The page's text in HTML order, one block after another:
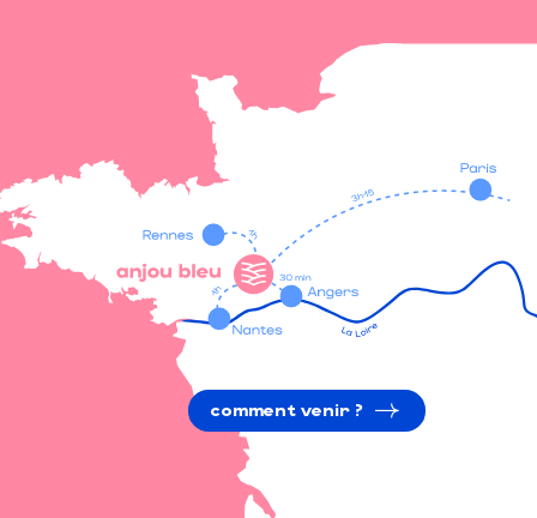
comment venir ?